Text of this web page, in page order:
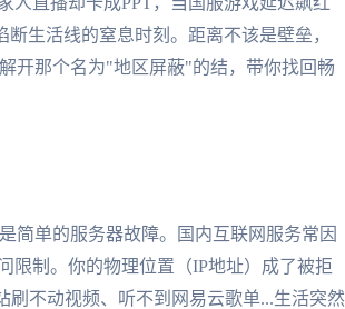
生活线的窒息时刻。距离不该是壁垒，
开那个名为"地区屏蔽"的结，带你找回畅
简单的服务器故障。国内互联网服务常因
限制。你的物理位置（IP地址）成了被拒
不动视频、听不到网易云歌单...生活突然